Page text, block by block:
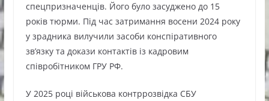
спецпризначенців. Його було засуджено до 15
років тюрми. Під час затримання восени 2024 року
у зрадника вилучили засоби конспіративного
зв’язку та докази контактів із кадровим
співробітником ГРУ РФ.
У 2025 році військова контррозвідка СБУ